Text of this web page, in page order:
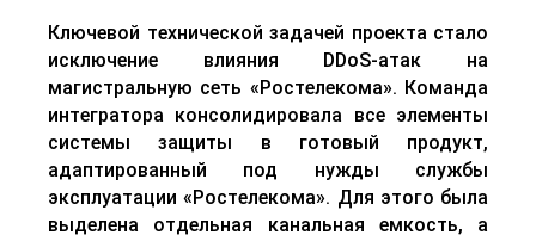
Ключевой технической задачей проекта стало
исключение влияния DDoS-атак на
магистральную сеть «Ростелекома». Команда
интегратора консолидировала все элементы
системы защиты в готовый продукт,
адаптированный под нужды службы
эксплуатации «Ростелекома». Для этого была
выделена отдельная канальная емкость, а